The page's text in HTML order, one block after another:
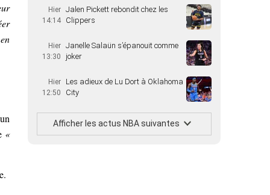
«
Hier
14:14
Jalen Pickett rebondit chez les
Clippers
Hier
13:30
Janelle Salaün s’épanouit comme
joker
Hier
12:50
Les adieux de Lu Dort à Oklahoma
City
Afficher les actus NBA suivantes